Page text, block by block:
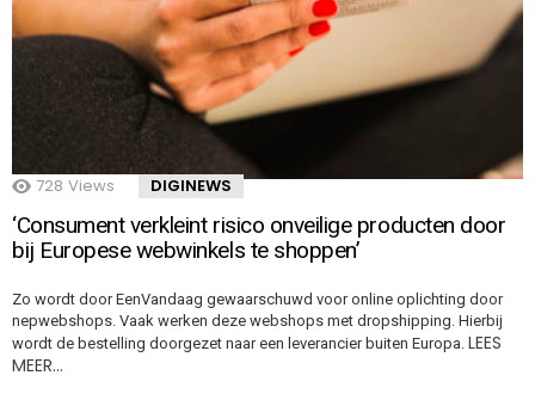
728 Views DIGINEWS
‘Consument verkleint risico onveilige producten door
bij Europese webwinkels te shoppen’
Zo wordt door EenVandaag gewaarschuwd voor online oplichting door
nepwebshops. Vaak werken deze webshops met dropshipping. Hierbij
wordt de bestelling doorgezet naar een leverancier buiten Europa. LEES
MEER…